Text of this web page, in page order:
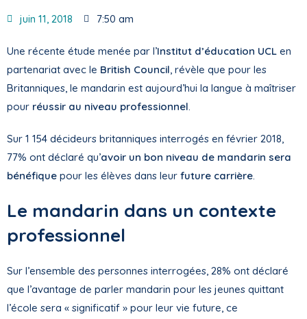
juin 11, 2018 7:50 am
Une récente étude menée par l’Institut d’éducation UCL en
partenariat avec le British Council, révèle que pour les
Britanniques, le mandarin est aujourd’hui la langue à maîtriser
pour réussir au niveau professionnel.
Sur 1 154 décideurs britanniques interrogés en février 2018,
77% ont déclaré qu’avoir un bon niveau de mandarin sera
bénéfique pour les élèves dans leur future carrière.
Le mandarin dans un contexte
professionnel
Sur l’ensemble des personnes interrogées, 28% ont déclaré
que l’avantage de parler mandarin pour les jeunes quittant
l’école sera « significatif » pour leur vie future, ce